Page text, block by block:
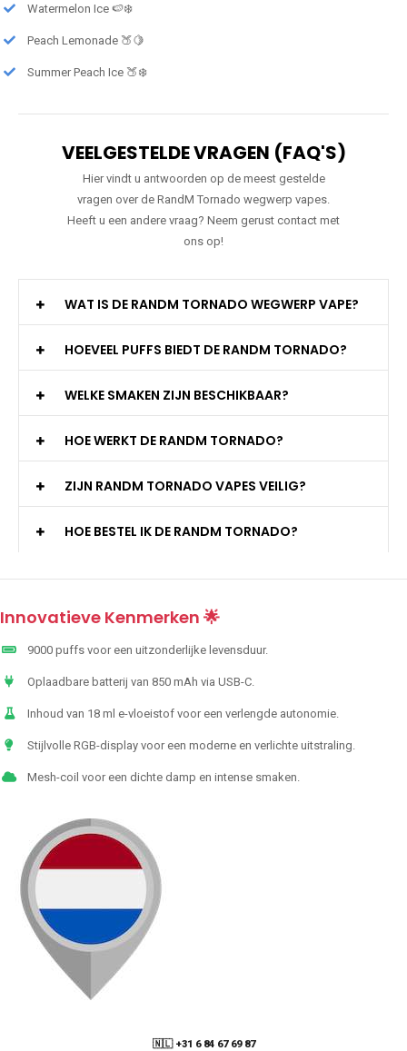
Watermelon Ice 🍉❄️
Peach Lemonade 🍑🍋
Summer Peach Ice 🍑❄️
VEELGESTELDE VRAGEN (FAQ'S)
Hier vindt u antwoorden op de meest gestelde
vragen over de RandM Tornado wegwerp vapes.
Heeft u een andere vraag? Neem gerust contact met
ons op!
WAT IS DE RANDM TORNADO WEGWERP VAPE?
HOEVEEL PUFFS BIEDT DE RANDM TORNADO?
WELKE SMAKEN ZIJN BESCHIKBAAR?
HOE WERKT DE RANDM TORNADO?
ZIJN RANDM TORNADO VAPES VEILIG?
HOE BESTEL IK DE RANDM TORNADO?
Innovatieve Kenmerken 🌟
9000 puffs voor een uitzonderlijke levensduur.
Oplaadbare batterij van 850 mAh via USB-C.
Inhoud van 18 ml e-vloeistof voor een verlengde autonomie.
Stijlvolle RGB-display voor een moderne en verlichte uitstraling.
Mesh-coil voor een dichte damp en intense smaken.
🇳🇱 +31 6 84 67 69 87